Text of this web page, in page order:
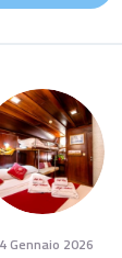
Gennaio 2026